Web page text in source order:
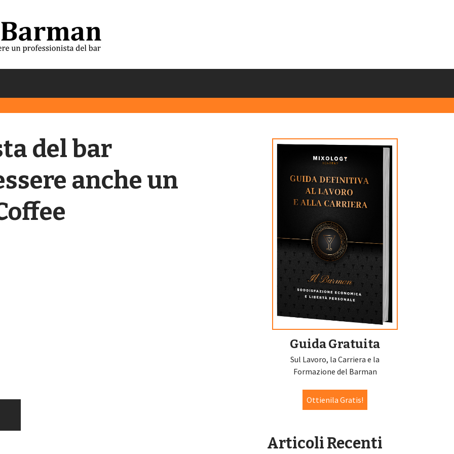
del bar
anche un
Guida Gratuita
Sul Lavoro, la Carriera e la
Formazione del Barman
Ottienila Gratis!
Articoli Recenti